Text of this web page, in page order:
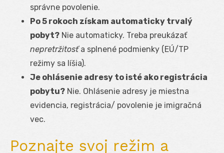
správne povolenie.
Po 5 rokoch získam automaticky trvalý
pobyt? Nie automaticky. Treba preukázať
nepretržitosťa splnené podmienky (EÚ/TP
režimy sa líšia).
Je ohlásenie adresy to isté ako registrácia
pobytu? Nie. Ohlásenie adresy je miestna
evidencia, registrácia/ povolenie je imigračná
vec.
Poznajte svoj režim a